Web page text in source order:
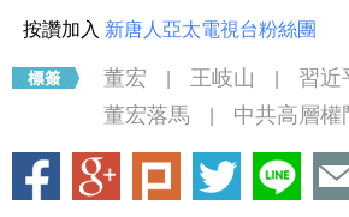
按讚加入 新唐人亞太電視台粉絲團
董宏 王岐山 習近
董宏落馬 中共高層權